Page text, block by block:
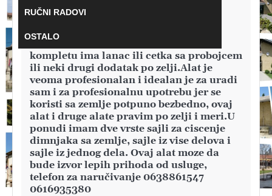
RUČNI RADOVI
OSTALO
Proizvodnja i prodaja roto sajli za
ciscenje dimnjaka, ovaj alat se koristi
pomoću busilice za ozbiljno ciscenje
dimnjaka od smole i svega ostalog, u
kompletu ima lanac ili cetka sa probojcem
ili neki drugi dodatak po zelji.Alat je
veoma profesionalan i idealan je za uradi
sam i za profesionalnu upotrebu jer se
koristi sa zemlje potpuno bezbedno, ovaj
alat i druge alate pravim po zelji i meri.U
ponudi imam dve vrste sajli za ciscenje
dimnjaka sa zemlje, sajle iz vise delova i
sajle iz jednog dela. Ovaj alat moze da
bude izvor lepih prihoda od usluge,
telefon za naručivanje 0638861547
0616935380